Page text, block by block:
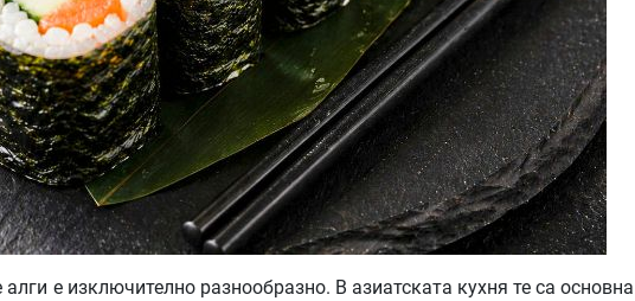
е изключително разнообразно. В азиатската кухня те са основна